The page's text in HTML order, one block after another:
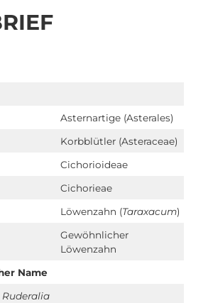
Asternartige (Asterales)
Korbblütler (Asteraceae)
Cichorioideae
Cichorieae
Löwenzahn (Taraxacum)
Gewöhnlicher
Löwenzahn
Name
Ruderalia